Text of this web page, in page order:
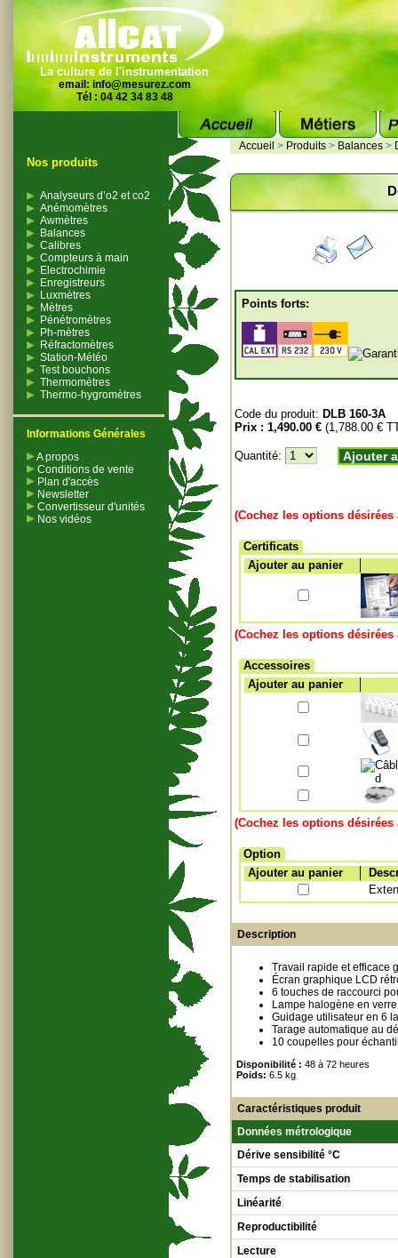
La culture de l'instrumentation
email: info@mesurez.com
Tél : 04 42 34 83 48
Nos produits
Analyseurs d’o2 et co2
Anémomètres
Awmètres
Balances
Calibres
Compteurs à main
Electrochimie
Enregistreurs
Luxmètres
Mètres
Pénétromètres
Ph-mètres
Réfractomètres
Station-Météo
Test bouchons
Thermomètres
Thermo-hygromètres
Informations Générales
A propos
Conditions de vente
Plan d'accès
Newsletter
Convertisseur d'unités
Nos vidéos
Accueil > Produits > Balances >
Points forts:
Code du produit: DLB 160-3A
Prix : 1,490.00 € (1,788.00 €
Quantité: Ajouter
(Cochez les options
Certificats
Ajouter au panier
(Cochez les options
Accessoires
Ajouter au panier
(Cochez les options
Option
Ajouter au panier
Description
Travail rapide et efficace
Écran graphique LCD
6 touches de raccourci
Lampe halogène en
Guidage utilisateur en 6
Tarage automatique au
10 coupelles pour
Disponibilité : 48 à 72 heures
Poids: 6.5 kg
Caractéristiques produit
Données métrologique
Dérive sensibilité °C
Temps de stabilisation
Linéarité
Reproductibilité
Lecture